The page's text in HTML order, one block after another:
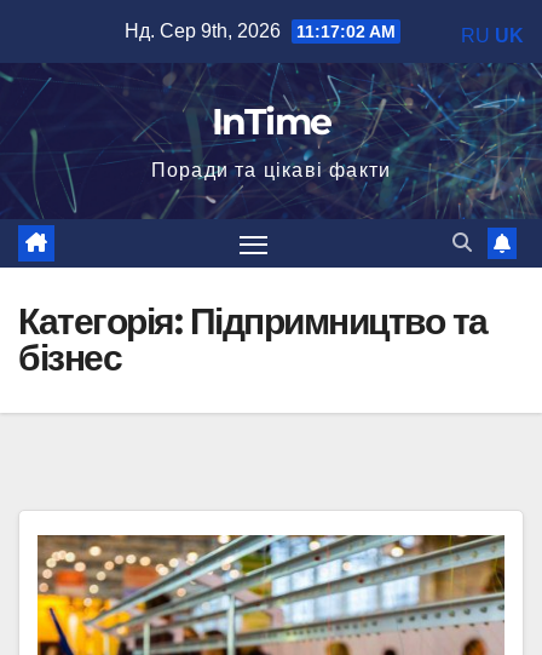
вмісту
Нд. Сер 9th, 2026 11:17:03 AM
InTime
Поради та цікаві факти
Категорія: Підпримництво та
бізнес
RU UK